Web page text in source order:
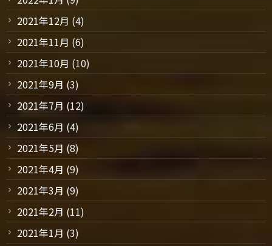
2021年12月 (4)
2021年11月 (6)
2021年10月 (10)
2021年9月 (3)
2021年7月 (12)
2021年6月 (4)
2021年5月 (8)
2021年4月 (9)
2021年3月 (9)
2021年2月 (11)
2021年1月 (3)